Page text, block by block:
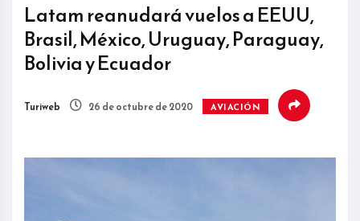
Latam reanudará vuelos a EEUU,
Brasil, México, Uruguay, Paraguay,
Bolivia y Ecuador
Turiweb 26 de octubre de 2020 AVIACIÓN